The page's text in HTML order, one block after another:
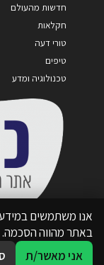
חדשות מהעולם
חקלאות
טורי דעה
טיפים
טכנולוגיה ומדע
אנו משתמשים
באתר מהווה הסכמה.
אני מאשר/ת